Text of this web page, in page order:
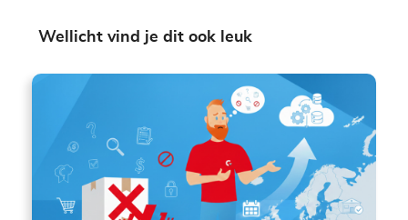
Wellicht vind je dit ook leuk